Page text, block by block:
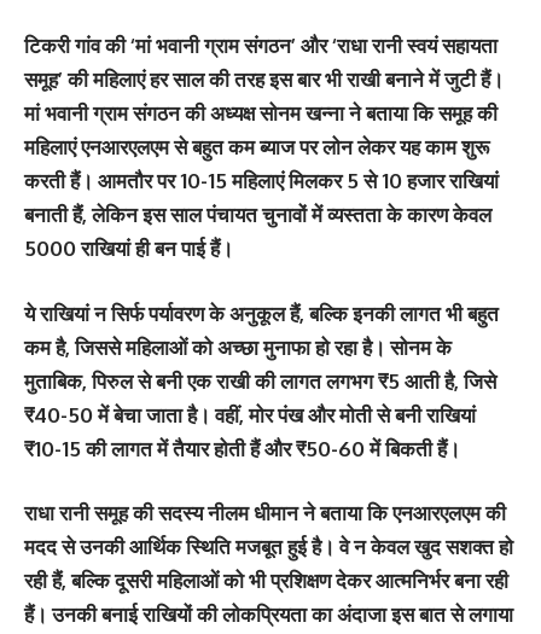
टिकरी गांव की‘मां भवानी ग्राम संगठन’ और‘राधा रानी स्वयं सहायता
समूह’की महिलाएं हर साल की तरह इस बार भी राखी बनाने में जुटी हैं।
मां भवानी ग्राम संगठन की अध्यक्ष सोनम खन्ना ने बताया कि समूह की
महिलाएं एनआरएलएम से बहुत कम ब्याज पर लोन लेकर यह काम शुरू
करती हैं। आमतौर पर 10-15 महिलाएं मिलकर 5 से 10 हजार राखियां
बनाती हैं, लेकिन इस साल पंचायत चुनावों में व्यस्तता के कारण केवल
5000 राखियां ही बन पाई हैं।
ये राखियां न सिर्फ पर्यावरण के अनुकूल हैं, बल्कि इनकी लागत भी बहुत
कम है, जिससे महिलाओं को अच्छा मुनाफा हो रहा है। सोनम के
मुताबिक, पिरुल से बनी एक राखी की लागत लगभग ₹5 आती है, जिसे
₹40-50 में बेचा जाता है। वहीं, मोर पंख और मोती से बनी राखियां
₹10-15 की लागत में तैयार होती हैं और ₹50-60 में बिकती हैं।
राधा रानी समूह की सदस्य नीलम धीमान ने बताया कि एनआरएलएम की
मदद से उनकी आर्थिक स्थिति मजबूत हुई है। वे न केवल खुद सशक्त हो
रही हैं, बल्कि दूसरी महिलाओं को भी प्रशिक्षण देकर आत्मनिर्भर बना रही
हैं। उनकी बनाई राखियों की लोकप्रियता का अंदाजा इस बात से लगाया